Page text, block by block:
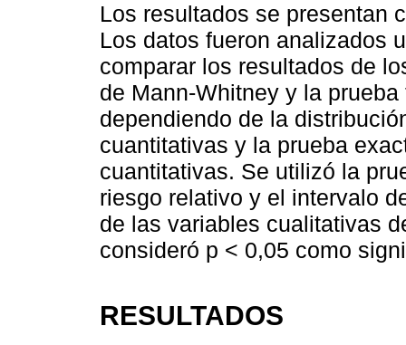
Los resultados se presentan
Los datos fueron analizados
comparar los resultados de
de Mann-Whitney y la
dependiendo de la
cuantitativas y la prueba
cuantitativas. Se utilizó la
riesgo relativo y el intervalo
de las variables cualitativas
consideró p < 0,05 como
RESULTADOS